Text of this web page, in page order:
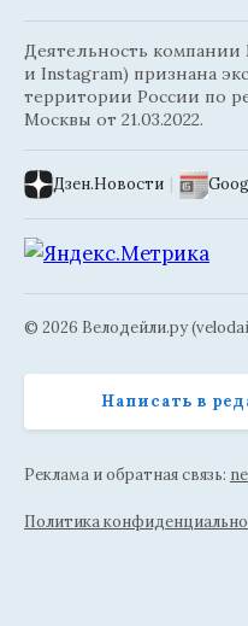
Деятельность компании
и Instagram) признана
территории России по
Москвы от 21.03.2022.
Дзен.Новости |
© 2026 Велодейли.ру
Написать в
Реклама и обратная связь:
Политика